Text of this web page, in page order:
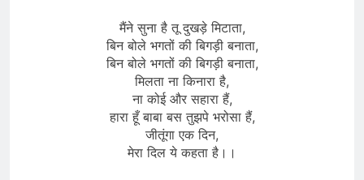
मैंने सुना है तू दुखड़े मिटाता,
बिन बोले भगतों की बिगड़ी बनाता,
बिन बोले भगतों की बिगड़ी बनाता,
मिलता ना किनारा है,​
ना कोई​ ​और सहारा हैं,
हारा हूँ बाबा बस तुझपे भरोसा हैं,
जीतूंगा एक दिन,
मेरा दिल ये कहता है।।